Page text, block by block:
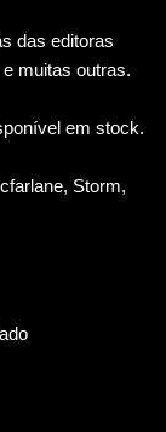
das editoras
muitas outras.
em stock.
Storm,